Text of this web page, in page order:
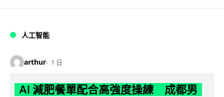
人工智能
arthur 1 日
AI 減肥餐單配合高強度操練 成都男